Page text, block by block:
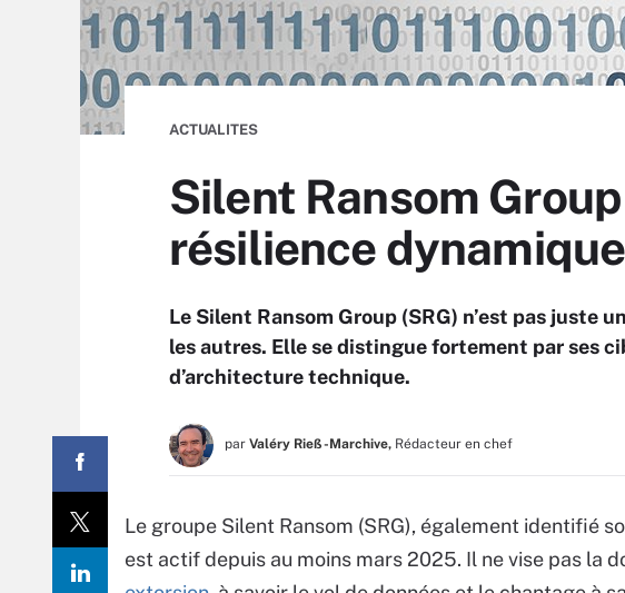
ACTUALITES
Silent Ransom
résilience dynamique
Le Silent Ransom Group (SRG) n’est pas juste
les autres. Elle se distingue fortement par ses
d’architecture technique.
par Valéry Rieß-Marchive, Rédacteur en chef
Le groupe Silent Ransom (SRG), également identifié
est actif depuis au moins mars 2025. Il ne vise pas la